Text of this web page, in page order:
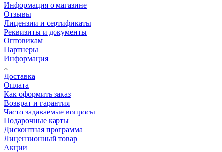
Информация о магазине
Отзывы
Лицензии и сертификаты
Реквизиты и документы
Оптовикам
Партнеры
Информация
Доставка
Оплата
Как оформить заказ
Возврат и гарантия
Часто задаваемые вопросы
Подарочные карты
Дисконтная программа
Лицензионный товар
Акции